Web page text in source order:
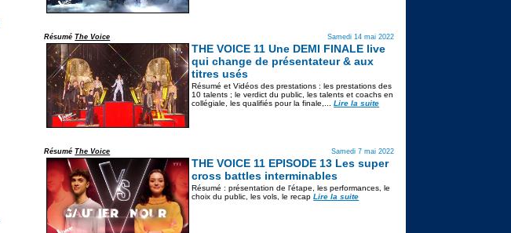
RésuméThe Voice Samedi 14 mai 2022
THE VOICE 11 Une DEMI FINALE live
qui change de présentateur & aux
titres usés
Résumé et Vidéos des prestations : les prestations des
10 talents ; le verdict du public, les talents et coachs en
collégiale, les qualifiés pour la finale,...Lire la suite
RésuméThe Voice Samedi 7 mai 2022
THE VOICE 11 EPISODE 13 Les super
cross battles interminables
Résumé : présentation de l'étape, les performances, le
choix du public, les vols, le recapLire la suite